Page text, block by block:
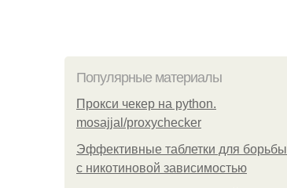
Популярные материалы
Прокси чекер на python.
mosajjal/proxychecker
Эффективные таблетки для борьбы
с никотиновой зависимостью